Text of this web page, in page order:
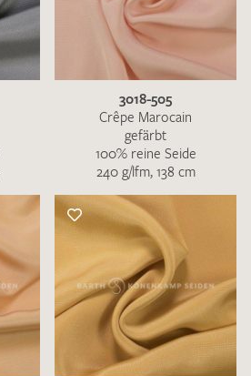
3018-505
Crêpe Marocain
gefärbt
100% reine Seide
240 g/lfm, 138 cm